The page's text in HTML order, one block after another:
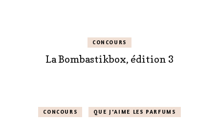
CONCOURS
La Bombastikbox, édition 3
CONCOURS QUE J'AIME LES PARFUMS